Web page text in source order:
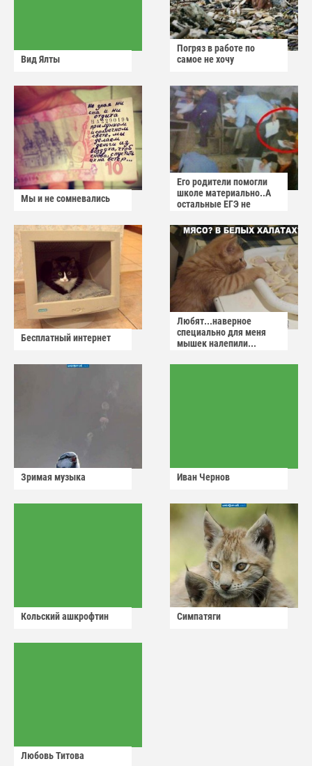
Вид Ялты
Погряз в работе по
самое не хочу
Мы и не сомневались
Его родители помогли
школе материально..А
остальные ЕГЭ не
Бесплатный интернет
Любят...наверное
специально для меня
мышек налепили...
Зримая музыка Иван Чернов
Кольский ашкрофтин Симпатяги
Любовь Титова